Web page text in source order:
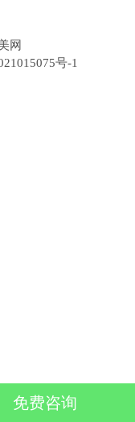
网
号-1
免费咨询